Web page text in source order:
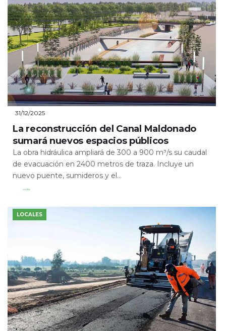
31/12/2025
La reconstrucción del Canal Maldonado
sumará nuevos espacios públicos
La obra hidráulica ampliará de 300 a 900 m³/s su caudal
de evacuación en 2400 metros de traza. Incluye un
nuevo puente, sumideros y el...
Leer Más
LOCALES